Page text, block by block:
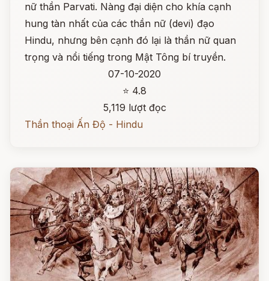
nữ thần Parvati. Nàng đại diện cho khía cạnh
hung tàn nhất của các thần nữ (devi) đạo
Hindu, nhưng bên cạnh đó lại là thần nữ quan
trọng và nổi tiếng trong Mật Tông bí truyền.
07-10-2020
⭐ 4.8
5,119 lượt đọc
Thần thoại Ấn Độ - Hindu